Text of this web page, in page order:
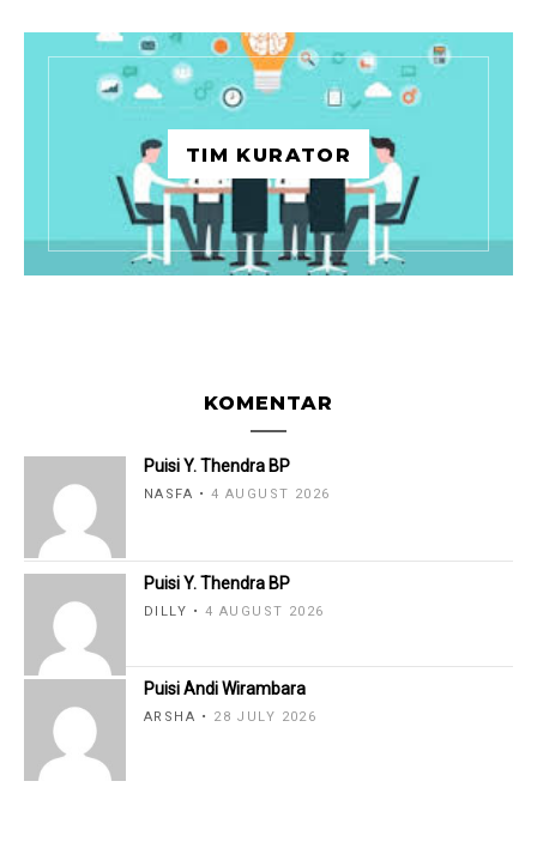
TIM KURATOR
KOMENTAR
Puisi Y. Thendra BP
NASFA 4 AUGUST 2026
Puisi Y. Thendra BP
DILLY 4 AUGUST 2026
Puisi Andi Wirambara
ARSHA 28 JULY 2026